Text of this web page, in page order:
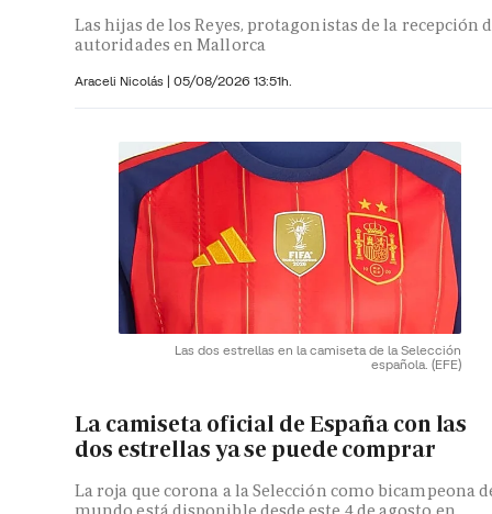
Las hijas de los Reyes, protagonistas de la recepción
autoridades en Mallorca
Araceli Nicolás | 05/08/2026 13:51h.
Las dos estrellas en la camiseta de la Selección
española. (EFE)
La camiseta oficial de España con las
dos estrellas ya se puede comprar
La roja que corona a la Selección como bicampeona
mundo está disponible desde este 4 de agosto en